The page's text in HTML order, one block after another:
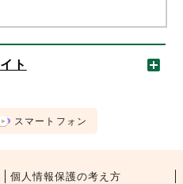
ト
スマートフォン
個人情報保護の考え方